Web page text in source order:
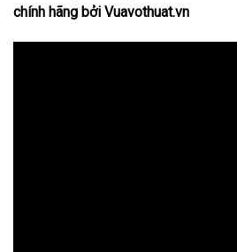
chính hãng bởi Vuavothuat.vn